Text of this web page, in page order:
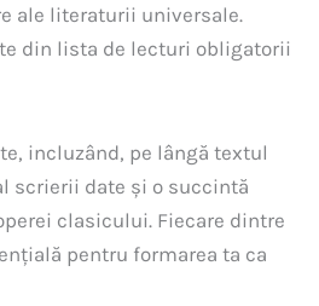
ale literaturii universale.
din lista de lecturi obligatorii
incluzând, pe lângă textul
scrierii date și o succintă
clasicului. Fiecare dintre
pentru formarea ta ca